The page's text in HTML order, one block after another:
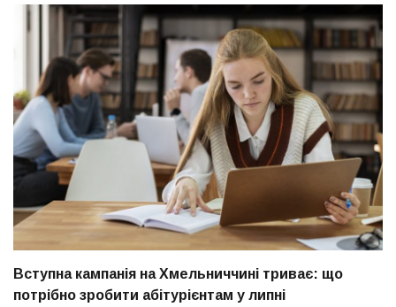
Вступна кампанія на Хмельниччині триває: що
потрібно зробити абітурієнтам у липні